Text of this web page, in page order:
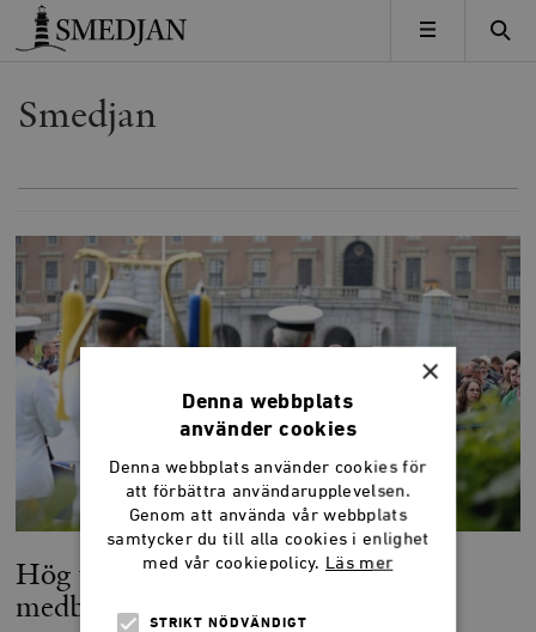
Timbro
MENY
Smedjan
Hög tid att normalisera vår
medborgarskapslag
×
Denna webbplats
använder cookies
Denna webbplats använder cookies för
att förbättra användarupplevelsen.
Genom att använda vår webbplats
samtycker du till alla cookies i enlighet
med vår cookiepolicy. Läs mer
STRIKT NÖDVÄNDIGT